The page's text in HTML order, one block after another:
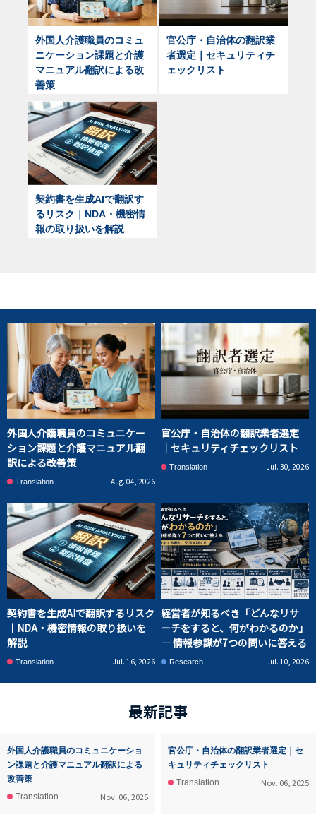
外国人介護職員のコミュ
ニケーション課題と介護
マニュアル翻訳による改
善策
官公庁・自治体の翻訳業
者選定｜セキュリティチ
ェックリスト
契約書を生成AIで翻訳す
るリスク｜NDA・機密情
報の取り扱いを解説
外国人介護職員のコミュニケー
ション課題と介護マニュアル翻
訳による改善策
Translation Aug. 04, 2026
官公庁・自治体の翻訳業者選定
｜セキュリティチェックリスト
Translation Jul. 30, 2026
契約書を生成AIで翻訳するリスク
｜NDA・機密情報の取り扱いを
解説
Translation Jul. 16, 2026
経営者が知るべき「どんなリサ
ーチをすると、何がわかるのか」
― 情報参謀が7つの問いに答える
Research Jul. 10, 2026
最新記事
外国人介護職員のコミュニケーショ
ン課題と介護マニュアル翻訳による
改善策
Translation
Nov. 06, 2025
官公庁・自治体の翻訳業者選定｜セ
キュリティチェックリスト
Translation
Nov. 06, 2025